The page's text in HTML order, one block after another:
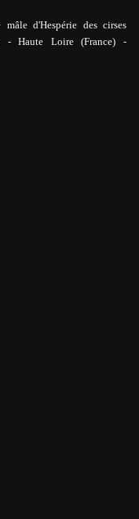
d'Hespérie des cirses
-Haute Loire (France) -